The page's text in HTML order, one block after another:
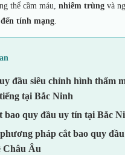
thể cầm máu, nhiễm trùng và
tính mạng
đầu siêu chỉnh hình thẩm
tại Bắc Ninh
bao quy đầu uy tín tại Bắc
pháp cắt bao quy
Châu Âu